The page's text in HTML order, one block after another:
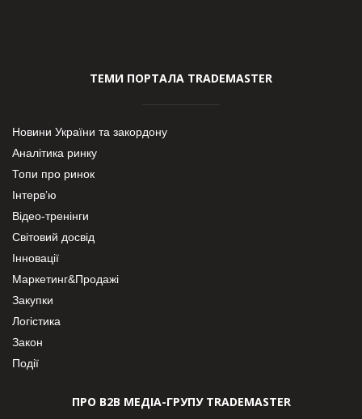
ТЕМИ ПОРТАЛА TRADEMASTER
Новини України та закордону
Аналітика ринку
Топи про ринок
Інтерв’ю
Відео-тренінги
Світовий досвід
Інновації
Маркетинг&Продажі
Закупки
Логістика
Закон
Події
ПРО В2В МЕДІА-ГРУПУ TRADEMASTER